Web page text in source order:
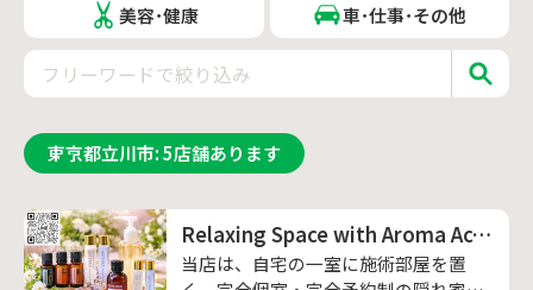
美容･健康 車･仕事･その他
東京都立川市:5店舗あります
Relaxing Space with Aroma Acceleration
当店は、自宅の一室に施術部屋を置